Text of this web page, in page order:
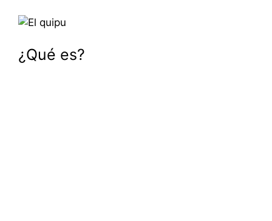
¿Qué es?